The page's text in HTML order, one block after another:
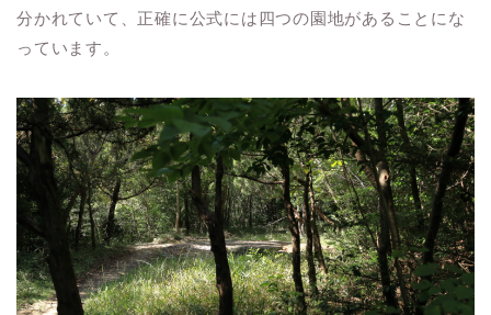
分かれていて、正確に公式には四つの園地があることにな
っています。